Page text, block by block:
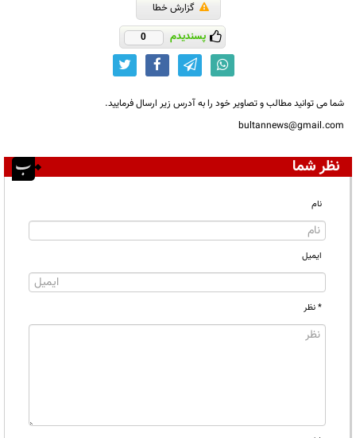
گزارش خطا
پسندیدم 0
شما می توانید مطالب و تصاویر خود را به آدرس زیر ارسال فرمایید.
bultannews@gmail.com
نظر شما
نام
ایمیل
* نظر